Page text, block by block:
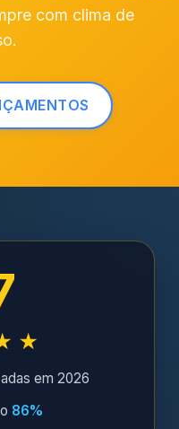
com clima de
em 2026
86%